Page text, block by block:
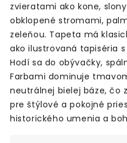
zvieratami ako kone,
obklopené stromami,
zeleňou. Tapeta má
ako ilustrovaná tapiséria
Hodí sa do obývačky,
Farbami dominuje
neutrálnej bielej báze, čo
pre štýlové a pokojné
historického umenia a